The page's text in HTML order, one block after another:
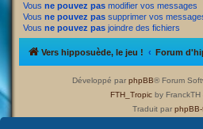
Vous ne pouvez pas modifier vos messages
Vous ne pouvez pas supprimer vos
Vous ne pouvez pas joindre des fichiers
Vers hipposuède, le jeu ! Forum
Développé par phpBB® Forum
FTH_Tropic by FranckTH
Traduit par phpBB-